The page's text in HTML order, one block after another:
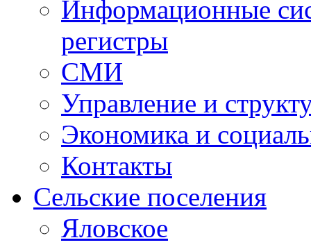
Информационные
регистры
СМИ
Управление и
Экономика и
Контакты
Сельские поселения
Яловское